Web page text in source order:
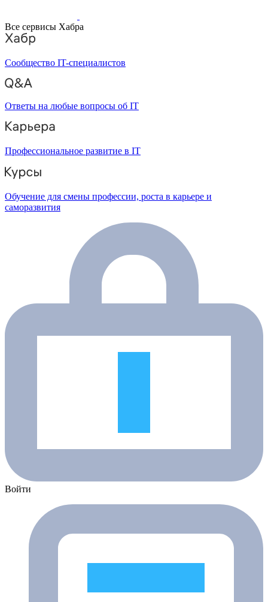
Все сервисы Хабра
Сообщество IT-специалистов
Ответы на любые вопросы об IT
Профессиональное развитие в IT
Обучение для смены профессии, роста в карьере и
саморазвития
Войти